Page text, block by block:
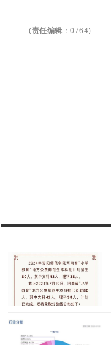
(责任编辑 ：0764)